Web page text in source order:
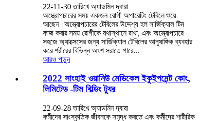
22-11-30 তারিখে অ্যাডমিন দ্বারা
অস্ত্রোপচারের সময় একজন রোগী অপারেটিং টেবিলে শুয়ে
আছেন।অস্ত্রোপচারের টেবিলের উদ্দেশ্য হল সার্জিক্যাল টিম
কাজ করার সময় রোগীকে যথাস্থানে রাখা, এবং অস্ত্রোপচারে
সহজে অ্যাক্সেসের জন্য সার্জিক্যাল টেবিলের আনুষাঙ্গিক ব্যবহার
করে শরীরের বিভিন্ন অংশ সরাতে পারে...
আরও পড়ুন
2022 সাংহাই ওয়ানিউ মেডিকেল ইকুইপমেন্ট কোং,
লিমিটেড -টিম বিল্ডিং ট্যুর
22-09-28 তারিখে অ্যাডমিন দ্বারা
কর্মীদের সাংস্কৃতিক জীবনকে সমৃদ্ধ করতে এবং কর্মীদের শারীরিক